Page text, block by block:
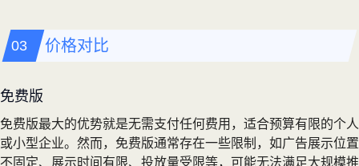
价格对比
免费版
免费版最大的优势就是无需支付任何费用，适合预算有限的个人
或小型企业。然而，免费版通常存在一些限制，如广告展示位置
不固定、展示时间有限、投放量受限等，可能无法满足大规模推